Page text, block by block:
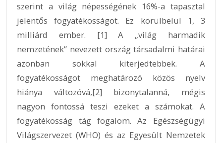
szerint a világ népességének 16%-a tapasztal
jelentős fogyatékosságot. Ez körülbelül 1, 3
milliárd ember. [1] A „világ harmadik
nemzetének” nevezett ország társadalmi határai
azonban sokkal kiterjedtebbek. A
fogyatékosságot meghatározó közös nyelv
hiánya változóvá,[2] bizonytalanná, mégis
nagyon fontossá teszi ezeket a számokat. A
fogyatékosság tág fogalom. Az Egészségügyi
Világszervezet (WHO) és az Egyesült Nemzetek